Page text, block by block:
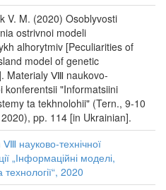
V. M. (2020) Osoblyvosti
ostrivnoi modeli
alhorytmiv [Peculiarities of
model of genetic
Materialy Ⅷ naukovo-
konferentsii "Informatsiini
ta tekhnolohii" (Tern., 9-10
pp. 114 [in Ukrainian].
Ⅷ науково-технічної
„Інформаційні моделі,
2020